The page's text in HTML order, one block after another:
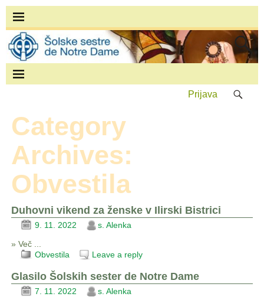
Prijava
Category
Archives:
Obvestila
Duhovni vikend za ženske v Ilirski Bistrici
9. 11. 2022
s. Alenka
» Več ...
Obvestila
Leave a reply
Glasilo Šolskih sester de Notre Dame
7. 11. 2022 s. Alenka